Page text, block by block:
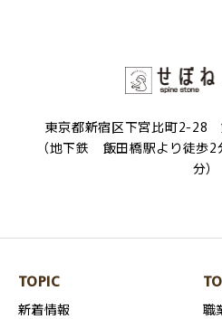
東京都新宿区下宮比町2-28
（地下鉄 飯田橋駅より徒歩2
分）
TOPIC
新着情報
職